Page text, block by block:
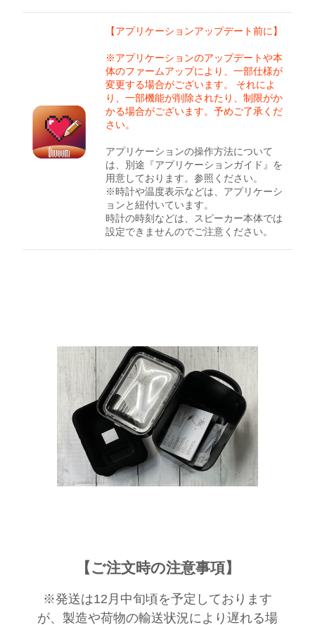
【アプリケーションアップデート前に】
※アプリケーションのアップデートや本
体のファームアップにより、一部仕様が
変更する場合がございます。 それによ
り、一部機能が削除されたり、制限がか
かる場合がございます。予めご了承くだ
さい。
アプリケーションの操作方法について
は、別途『アプリケーションガイド』を
用意しております。参照ください。
※時計や温度表示などは、アプリケーシ
ョンと紐付いています。
時計の時刻などは、スピーカー本体では
設定できませんのでご注意ください。
【ご注文時の注意事項】
※発送は12月中旬頃を予定しております
が、製造や荷物の輸送状況により遅れる場